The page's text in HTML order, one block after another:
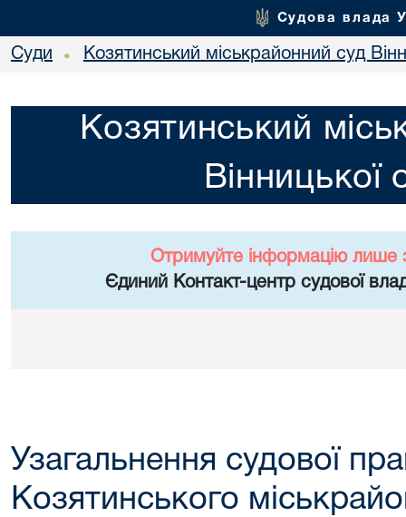
Судова влада
Суди • Козятинський міськрайонний суд
Козятинський
Вінницької
Отримуйте інформацію лише
Єдиний Контакт-центр судової
Узагальнення судової
Козятинського